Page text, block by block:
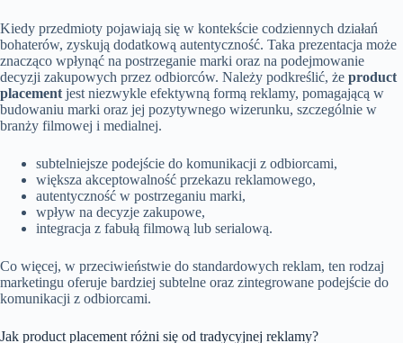
Kiedy przedmioty pojawiają się w kontekście codziennych działań
bohaterów, zyskują dodatkową autentyczność. Taka prezentacja może
znacząco wpłynąć na postrzeganie marki oraz na podejmowanie
decyzji zakupowych przez odbiorców. Należy podkreślić, że product
placement jest niezwykle efektywną formą reklamy, pomagającą w
budowaniu marki oraz jej pozytywnego wizerunku, szczególnie w
branży filmowej i medialnej.
subtelniejsze podejście do komunikacji z odbiorcami,
większa akceptowalność przekazu reklamowego,
autentyczność w postrzeganiu marki,
wpływ na decyzje zakupowe,
integracja z fabułą filmową lub serialową.
Co więcej, w przeciwieństwie do standardowych reklam, ten rodzaj
marketingu oferuje bardziej subtelne oraz zintegrowane podejście do
komunikacji z odbiorcami.
Jak product placement różni się od tradycyjnej reklamy?